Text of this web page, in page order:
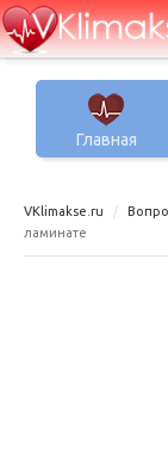
Главная
VKlimakse.ru
ламинате